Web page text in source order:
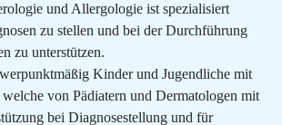
und Allergologie ist spezialisiert
zu stellen und bei der Durchführung
zu unterstützen.
Kinder und Jugendliche mit
von Pädiatern und Dermatologen mit
bei Diagnosestellung und für